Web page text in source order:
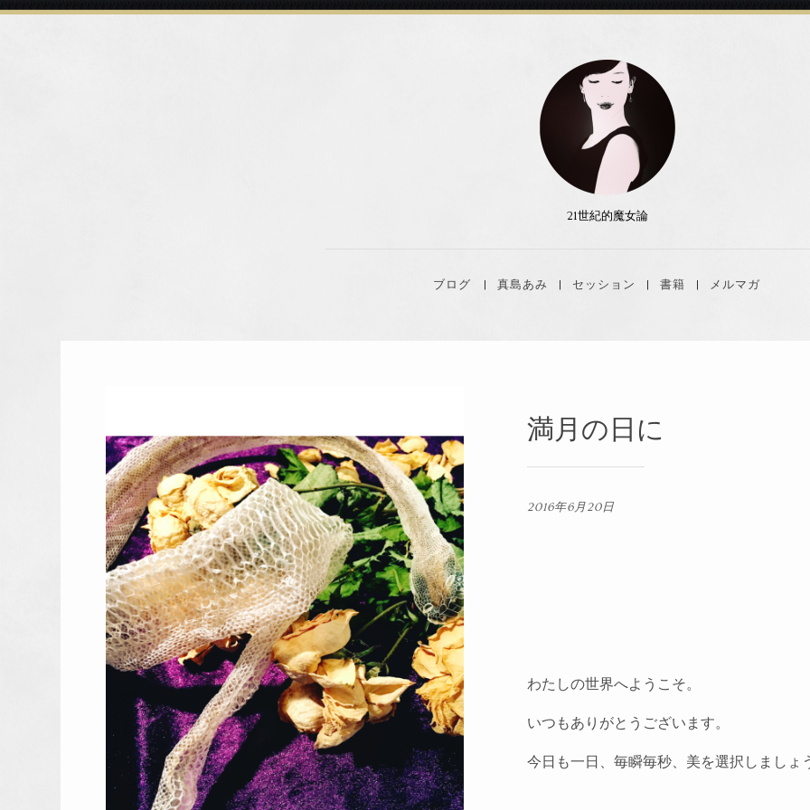
21世紀的魔女論
ブログ 真島あみ セッション 書籍 メルマガ
満月の日に
2016年6月20日
わたしの世界へようこそ。
いつもありがとうございます。
今日も一日、毎瞬毎秒、美を選択しましょ